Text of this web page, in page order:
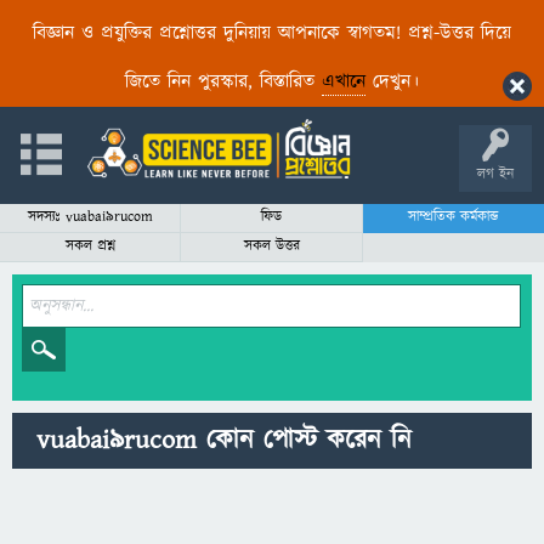
বিজ্ঞান ও প্রযুক্তির প্রশ্নোত্তর দুনিয়ায় আপনাকে স্বাগতম! প্রশ্ন-উত্তর দিয়ে
জিতে নিন পুরস্কার, বিস্তারিত এখানেদেখুন।
লগ ইন
সদস্যঃ vuabai9rucom ফিড
সাম্প্রতিক কর্মকান্ড
সকল প্রশ্ন
সকল উত্তর
vuabai9rucom কোন পোস্ট করেন নি